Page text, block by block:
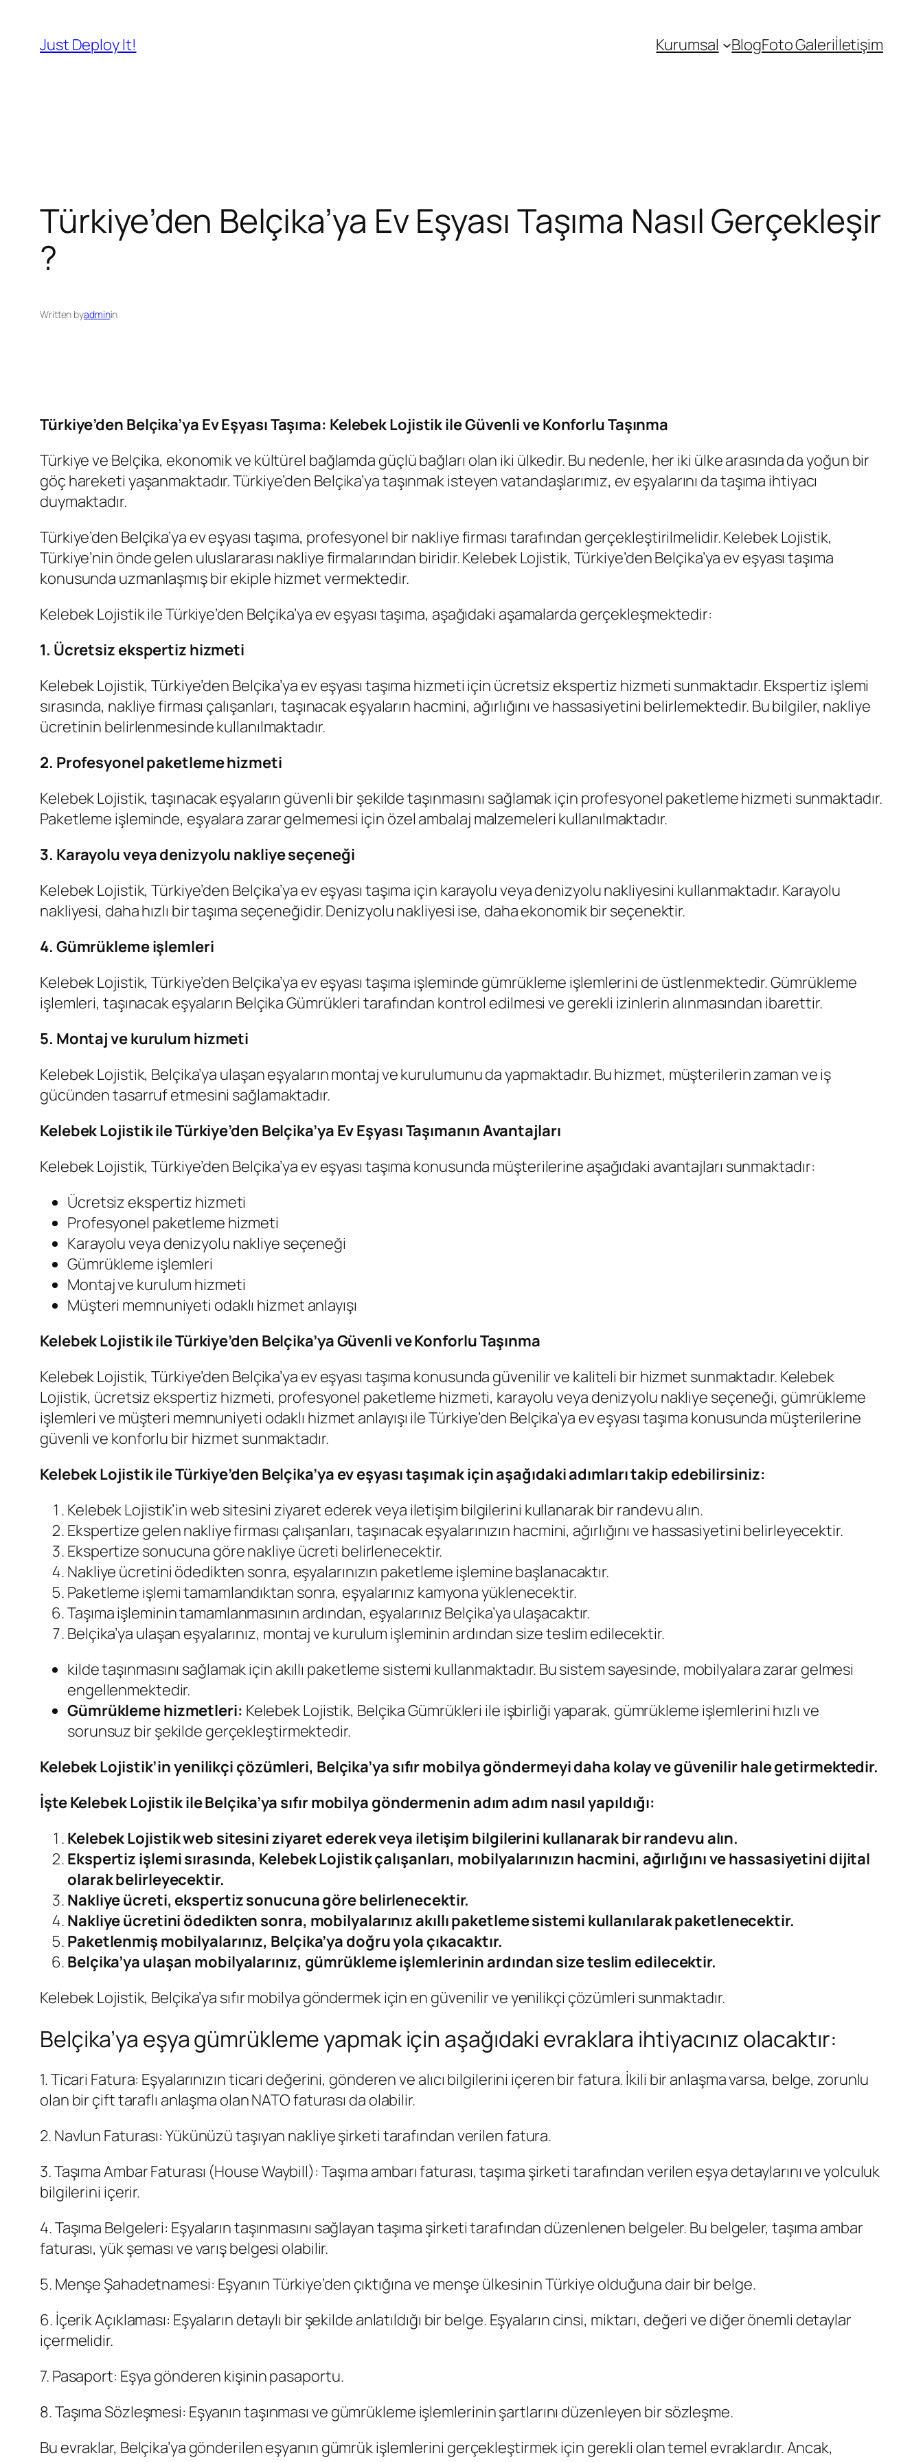
Just Deploy It! Kurumsal BlogFoto Galeriİletişim
Türkiye’den Belçika’ya Ev Eşyası Taşıma Nasıl Gerçekleşir
?
Written byadminin
Türkiye’den Belçika’ya Ev Eşyası Taşıma: Kelebek Lojistik ile Güvenli ve Konforlu Taşınma
Türkiye ve Belçika, ekonomik ve kültürel bağlamda güçlü bağları olan iki ülkedir. Bu nedenle, her iki ülke arasında da yoğun bir
göç hareketi yaşanmaktadır. Türkiye’den Belçika’ya taşınmak isteyen vatandaşlarımız, ev eşyalarını da taşıma ihtiyacı
duymaktadır.
Türkiye’den Belçika’ya ev eşyası taşıma, profesyonel bir nakliye firması tarafından gerçekleştirilmelidir. Kelebek Lojistik,
Türkiye’nin önde gelen uluslararası nakliye firmalarından biridir. Kelebek Lojistik, Türkiye’den Belçika’ya ev eşyası taşıma
konusunda uzmanlaşmış bir ekiple hizmet vermektedir.
Kelebek Lojistik ile Türkiye’den Belçika’ya ev eşyası taşıma, aşağıdaki aşamalarda gerçekleşmektedir:
1. Ücretsiz ekspertiz hizmeti
Kelebek Lojistik, Türkiye’den Belçika’ya ev eşyası taşıma hizmeti için ücretsiz ekspertiz hizmeti sunmaktadır. Ekspertiz işlemi
sırasında, nakliye firması çalışanları, taşınacak eşyaların hacmini, ağırlığını ve hassasiyetini belirlemektedir. Bu bilgiler, nakliye
ücretinin belirlenmesinde kullanılmaktadır.
2. Profesyonel paketleme hizmeti
Kelebek Lojistik, taşınacak eşyaların güvenli bir şekilde taşınmasını sağlamak için profesyonel paketleme hizmeti sunmaktadır.
Paketleme işleminde, eşyalara zarar gelmemesi için özel ambalaj malzemeleri kullanılmaktadır.
3. Karayolu veya denizyolu nakliye seçeneği
Kelebek Lojistik, Türkiye’den Belçika’ya ev eşyası taşıma için karayolu veya denizyolu nakliyesini kullanmaktadır. Karayolu
nakliyesi, daha hızlı bir taşıma seçeneğidir. Denizyolu nakliyesi ise, daha ekonomik bir seçenektir.
4. Gümrükleme işlemleri
Kelebek Lojistik, Türkiye’den Belçika’ya ev eşyası taşıma işleminde gümrükleme işlemlerini de üstlenmektedir. Gümrükleme
işlemleri, taşınacak eşyaların Belçika Gümrükleri tarafından kontrol edilmesi ve gerekli izinlerin alınmasından ibarettir.
5. Montaj ve kurulum hizmeti
Kelebek Lojistik, Belçika’ya ulaşan eşyaların montaj ve kurulumunu da yapmaktadır. Bu hizmet, müşterilerin zaman ve iş
gücünden tasarruf etmesini sağlamaktadır.
Kelebek Lojistik ile Türkiye’den Belçika’ya Ev Eşyası Taşımanın Avantajları
Kelebek Lojistik, Türkiye’den Belçika’ya ev eşyası taşıma konusunda müşterilerine aşağıdaki avantajları sunmaktadır:
Ücretsiz ekspertiz hizmeti
Profesyonel paketleme hizmeti
Karayolu veya denizyolu nakliye seçeneği
Gümrükleme işlemleri
Montaj ve kurulum hizmeti
Müşteri memnuniyeti odaklı hizmet anlayışı
Kelebek Lojistik ile Türkiye’den Belçika’ya Güvenli ve Konforlu Taşınma
Kelebek Lojistik, Türkiye’den Belçika’ya ev eşyası taşıma konusunda güvenilir ve kaliteli bir hizmet sunmaktadır. Kelebek
Lojistik, ücretsiz ekspertiz hizmeti, profesyonel paketleme hizmeti, karayolu veya denizyolu nakliye seçeneği, gümrükleme
işlemleri ve müşteri memnuniyeti odaklı hizmet anlayışı ile Türkiye’den Belçika’ya ev eşyası taşıma konusunda müşterilerine
güvenli ve konforlu bir hizmet sunmaktadır.
Kelebek Lojistik ile Türkiye’den Belçika’ya ev eşyası taşımak için aşağıdaki adımları takip edebilirsiniz:
Kelebek Lojistik’in web sitesini ziyaret ederek veya iletişim bilgilerini kullanarak bir randevu alın.
Ekspertize gelen nakliye firması çalışanları, taşınacak eşyalarınızın hacmini, ağırlığını ve hassasiyetini belirleyecektir.
Ekspertize sonucuna göre nakliye ücreti belirlenecektir.
Nakliye ücretini ödedikten sonra, eşyalarınızın paketleme işlemine başlanacaktır.
Paketleme işlemi tamamlandıktan sonra, eşyalarınız kamyona yüklenecektir.
Taşıma işleminin tamamlanmasının ardından, eşyalarınız Belçika’ya ulaşacaktır.
Belçika’ya ulaşan eşyalarınız, montaj ve kurulum işleminin ardından size teslim edilecektir.
kilde taşınmasını sağlamak için akıllı paketleme sistemi kullanmaktadır. Bu sistem sayesinde, mobilyalara zarar gelmesi
engellenmektedir.
Gümrükleme hizmetleri: Kelebek Lojistik, Belçika Gümrükleri ile işbirliği yaparak, gümrükleme işlemlerini hızlı ve
sorunsuz bir şekilde gerçekleştirmektedir.
Kelebek Lojistik’in yenilikçi çözümleri, Belçika’ya sıfır mobilya göndermeyi daha kolay ve güvenilir hale getirmektedir.
İşte Kelebek Lojistik ile Belçika’ya sıfır mobilya göndermenin adım adım nasıl yapıldığı:
Kelebek Lojistik web sitesini ziyaret ederek veya iletişim bilgilerini kullanarak bir randevu alın.
Ekspertiz işlemi sırasında, Kelebek Lojistik çalışanları, mobilyalarınızın hacmini, ağırlığını ve hassasiyetini dijital
olarak belirleyecektir.
Nakliye ücreti, ekspertiz sonucuna göre belirlenecektir.
Nakliye ücretini ödedikten sonra, mobilyalarınız akıllı paketleme sistemi kullanılarak paketlenecektir.
Paketlenmiş mobilyalarınız, Belçika’ya doğru yola çıkacaktır.
Belçika’ya ulaşan mobilyalarınız, gümrükleme işlemlerinin ardından size teslim edilecektir.
Kelebek Lojistik, Belçika’ya sıfır mobilya göndermek için en güvenilir ve yenilikçi çözümleri sunmaktadır.
Belçika’ya eşya gümrükleme yapmak için aşağıdaki evraklara ihtiyacınız olacaktır:
1. Ticari Fatura: Eşyalarınızın ticari değerini, gönderen ve alıcı bilgilerini içeren bir fatura. İkili bir anlaşma varsa, belge, zorunlu
olan bir çift taraflı anlaşma olan NATO faturası da olabilir.
2. Navlun Faturası: Yükünüzü taşıyan nakliye şirketi tarafından verilen fatura.
3. Taşıma Ambar Faturası (House Waybill): Taşıma ambarı faturası, taşıma şirketi tarafından verilen eşya detaylarını ve yolculuk
bilgilerini içerir.
4. Taşıma Belgeleri: Eşyaların taşınmasını sağlayan taşıma şirketi tarafından düzenlenen belgeler. Bu belgeler, taşıma ambar
faturası, yük şeması ve varış belgesi olabilir.
5. Menşe Şahadetnamesi: Eşyanın Türkiye’den çıktığına ve menşe ülkesinin Türkiye olduğuna dair bir belge.
6. İçerik Açıklaması: Eşyaların detaylı bir şekilde anlatıldığı bir belge. Eşyaların cinsi, miktarı, değeri ve diğer önemli detaylar
içermelidir.
7. Pasaport: Eşya gönderen kişinin pasaportu.
8. Taşıma Sözleşmesi: Eşyanın taşınması ve gümrükleme işlemlerinin şartlarını düzenleyen bir sözleşme.
Bu evraklar, Belçika’ya gönderilen eşyanın gümrük işlemlerini gerçekleştirmek için gerekli olan temel evraklardır. Ancak,